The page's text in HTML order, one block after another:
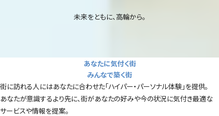
未来をともに、高輪から。
あなたに気付く街
みんなで築く街
街に訪れる人にはあなたに合わせた「ハイパー・パーソナル体験」を提供。
あなたが意識するより先に、街があなたの好みや今の状況に気付き最適な
サービスや情報を提案。